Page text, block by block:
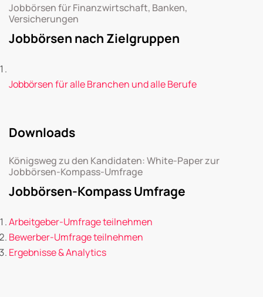
Jobbörsen für Finanzwirtschaft, Banken,
Versicherungen
Jobbörsen nach Zielgruppen
Jobbörsen für alle Branchen und alle Berufe
Downloads
Königsweg zu den Kandidaten: White-Paper zur
Jobbörsen-Kompass-Umfrage
Jobbörsen-Kompass Umfrage
Arbeitgeber-Umfrage teilnehmen
Bewerber-Umfrage teilnehmen
Ergebnisse & Analytics